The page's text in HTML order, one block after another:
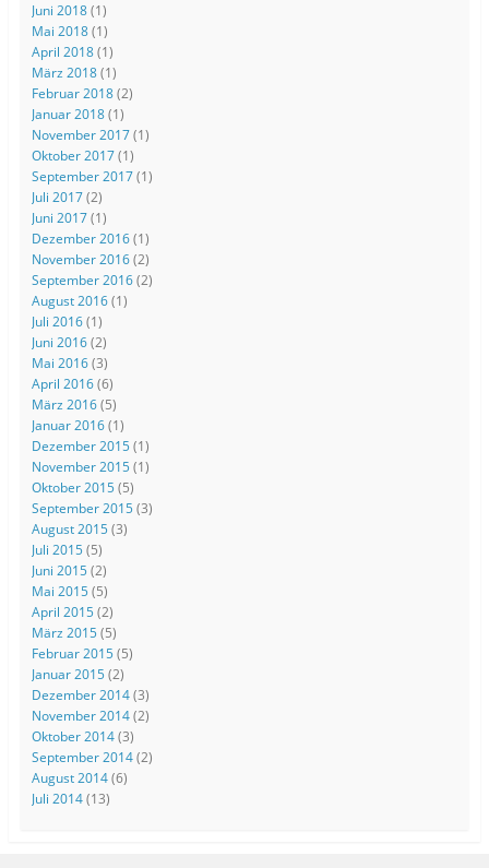
Juni 2018(1)
Mai 2018(1)
April 2018(1)
März 2018(1)
Februar 2018(2)
Januar 2018(1)
November 2017(1)
Oktober 2017(1)
September 2017(1)
Juli 2017(2)
Juni 2017(1)
Dezember 2016(1)
November 2016(2)
September 2016(2)
August 2016(1)
Juli 2016(1)
Juni 2016(2)
Mai 2016(3)
April 2016(6)
März 2016(5)
Januar 2016(1)
Dezember 2015(1)
November 2015(1)
Oktober 2015(5)
September 2015(3)
August 2015(3)
Juli 2015(5)
Juni 2015(2)
Mai 2015(5)
April 2015(2)
März 2015(5)
Februar 2015(5)
Januar 2015(2)
Dezember 2014(3)
November 2014(2)
Oktober 2014(3)
September 2014(2)
August 2014(6)
Juli 2014(13)